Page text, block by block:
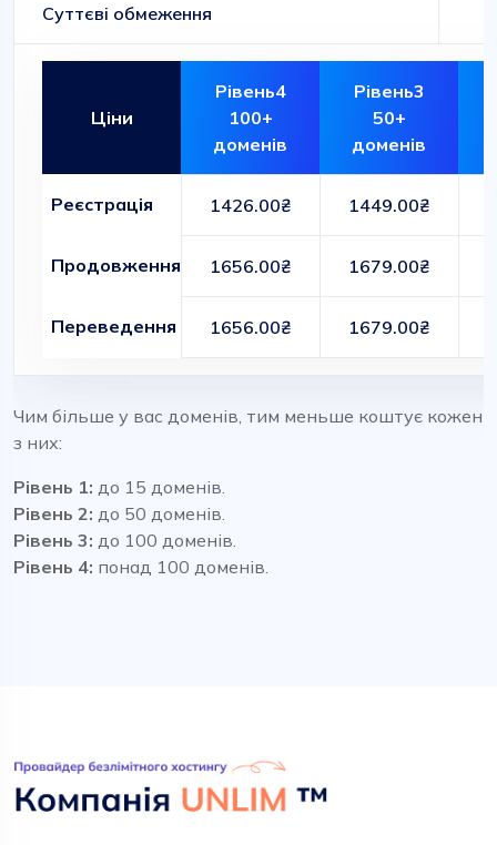
Суттєві обмеження
Ціни
Рівень4
100+
доменів
Рівень3
50+
доменів
Реєстрація 1426.00₴ 1449.00₴
Продовження 1656.00₴ 1679.00₴
Переведення 1656.00₴ 1679.00₴
Чим більше у вас доменів, тим меньше коштує кожен
з них:
Рівень 1: до 15 доменів.
Рівень 2: до 50 доменів.
Рівень 3: до 100 доменів.
Рівень 4: понад 100 доменів.